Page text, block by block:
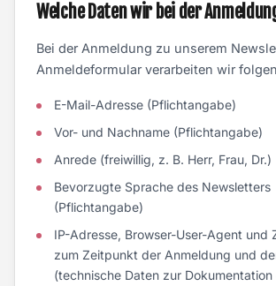
Welche Daten wir bei der
Bei der Anmeldung zu unserem
Anmeldeformular verarbeiten wir
E-Mail-Adresse (Pflichtangabe)
Vor- und Nachname (Pflichtangabe)
Anrede (freiwillig, z. B. Herr, Frau, Dr.)
Bevorzugte Sprache des Newsletters
(Pflichtangabe)
IP-Adresse, Browser-User-Agent und
zum Zeitpunkt der Anmeldung und
(technische Daten zur Dokumentation